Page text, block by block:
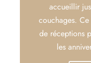
accueillir
couchages.
de réceptions
les